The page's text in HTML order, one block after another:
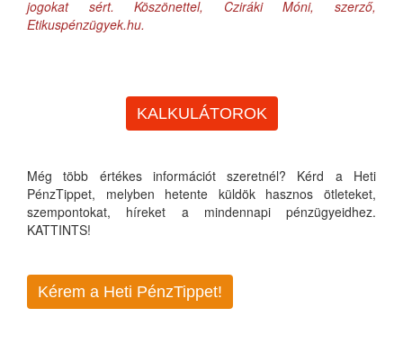
jogokat sért. Köszönettel, Cziráki Móni, szerző,
Etikuspénzügyek.hu.
KALKULÁTOROK
Még több értékes információt szeretnél? Kérd a Heti
PénzTippet, melyben hetente küldök hasznos ötleteket,
szempontokat, híreket a mindennapi pénzügyeidhez.
KATTINTS!
Kérem a Heti PénzTippet!